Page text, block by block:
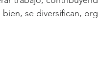
se diversifican,